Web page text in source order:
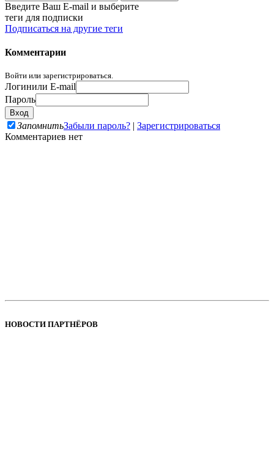
Введите Ваш E-mail и выберите
теги для подписки
Подписаться на другие теги
Комментарии
Войти или зарегистрироваться.
Логинили E-mail
Пароль
ЗапомнитьЗабыли пароль? | Зарегистрироваться
Комментариев нет
НОВОСТИ ПАРТНЁРОВ